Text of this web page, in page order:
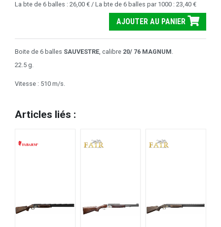
La bte de 6 balles : 26,00 € / La bte de 6 balles par 1000 : 23,40 €
AJOUTER AU PANIER
Boite de 6 balles SAUVESTRE , calibre 20/ 76 MAGNUM
22.5 g.
Vitesse : 510 m/s.
Articles liés :